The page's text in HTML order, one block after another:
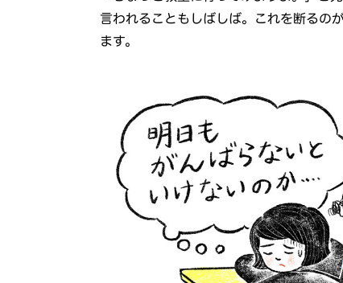
言われることもしばしば。これを断るの
ます。